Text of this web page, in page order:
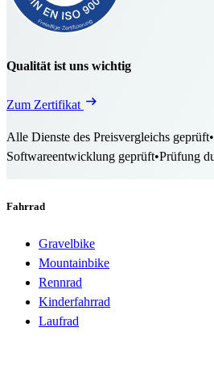
Qualität ist uns wichtig
Zum Zertifikat
Alle Dienste des Preisvergleichs geprüft•
Softwareentwicklung geprüft•Prüfung
Fahrrad
Gravelbike
Mountainbike
Rennrad
Kinderfahrrad
Laufrad